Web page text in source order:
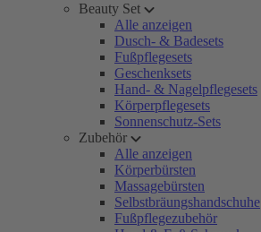
Beauty Set
Alle anzeigen
Dusch- & Badesets
Fußpflegesets
Geschenksets
Hand- & Nagelpflegesets
Körperpflegesets
Sonnenschutz-Sets
Zubehör
Alle anzeigen
Körperbürsten
Massagebürsten
Selbstbräungshandschuhe
Fußpflegezubehör